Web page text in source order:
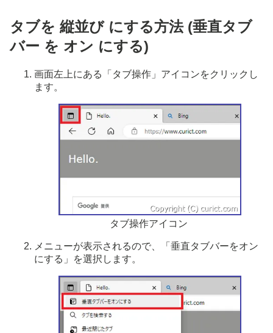
タブを 縦並び にする方法 (垂直タブ
バー を オン にする)
画面左上にある「タブ操作」アイコンをクリックし
ます。
タブ操作アイコン
メニューが表示されるので、「垂直タブバーをオン
にする」を選択します。